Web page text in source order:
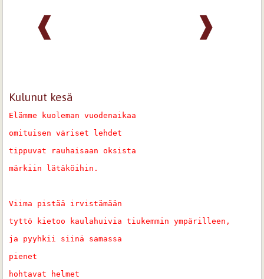
❱
❰
Kulunut kesä
Elämme kuoleman vuodenaikaa
omituisen väriset lehdet
tippuvat rauhaisaan oksista
märkiin lätäköihin.
Viima pistää irvistämään
tyttö kietoo kaulahuivia tiukemmin ympärilleen,
ja pyyhkii siinä samassa
pienet
hohtavat helmet